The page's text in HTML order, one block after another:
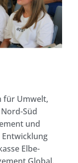
für Umwelt,
Süd
und
Elbe-